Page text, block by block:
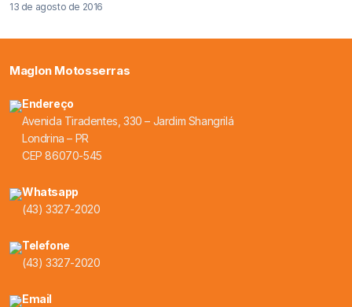
13 de agosto de 2016
Maglon Motosserras
Endereço
Avenida Tiradentes, 330 – Jardim Shangrilá
Londrina – PR
CEP 86070-545
Whatsapp
(43) 3327-2020
Telefone
(43) 3327-2020
Email